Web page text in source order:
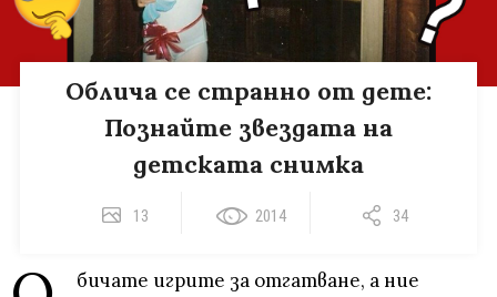
Облича се странно от дете:
Познайте звездата на
детската снимка
13 2014 34
бичате игрите за отгатване, а ние